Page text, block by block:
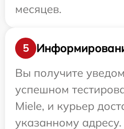
месяцев.
5
Вы получите
успешном
Miele, и курьер
указанному адресу.